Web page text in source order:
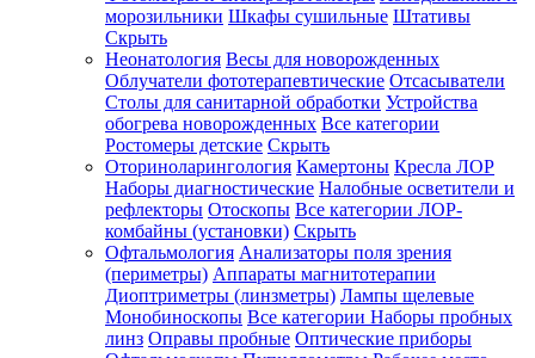
морозильники Шкафы сушильные Штативы
Скрыть
Неонатология Весы для новорожденных
Облучатели фототерапевтические Отсасыватели
Столы для санитарной обработки Устройства
обогрева новорожденных Все категории
Ростомеры детские Скрыть
Оториноларингология Камертоны Кресла ЛОР
Наборы диагностические Налобные осветители и
рефлекторы Отоскопы Все категории ЛОР-
комбайны (установки) Скрыть
Офтальмология Анализаторы поля зрения
(периметры) Аппараты магнитотерапии
Диоптриметры (линзметры) Лампы щелевые
Монобиноскопы Все категории Наборы пробных
линз Оправы пробные Оптические приборы